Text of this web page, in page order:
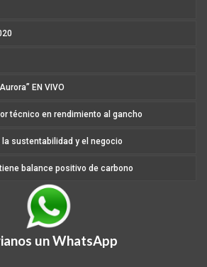
EN VIVO
técnico en rendimiento al gancho
la sustentabilidad y el negocio
balance positivo de carbono
un WhatsApp